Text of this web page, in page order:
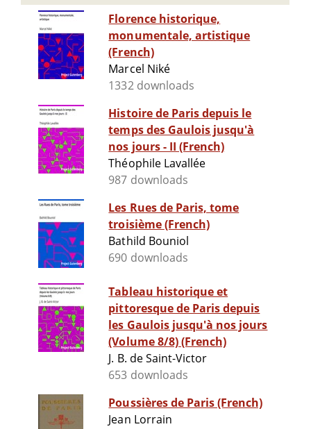
Florence historique,
monumentale, artistique
(French)
Marcel Niké
1332 downloads
Histoire de Paris depuis le
temps des Gaulois jusqu'à
nos jours - II (French)
Théophile Lavallée
987 downloads
Les Rues de Paris, tome
troisième (French)
Bathild Bouniol
690 downloads
Tableau historique et
pittoresque de Paris depuis
les Gaulois jusqu'à nos jours
(Volume 8/8) (French)
J. B. de Saint-Victor
653 downloads
Poussières de Paris (French)
Jean Lorrain